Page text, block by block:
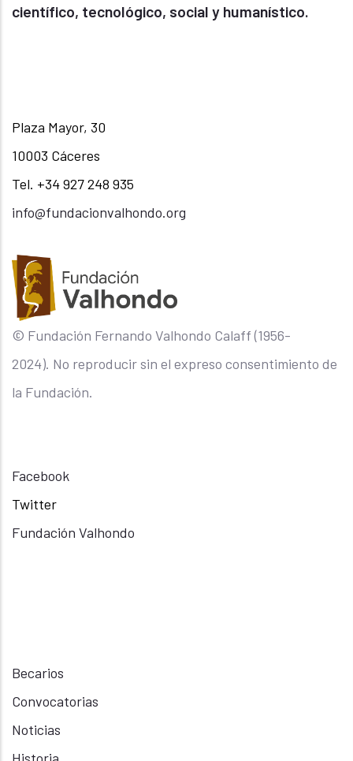
científico, tecnológico, social y humanístico.
Plaza Mayor, 30
10003 Cáceres
Tel. +34 927 248 935
info@fundacionvalhondo.org
© Fundación Fernando Valhondo Calaff (1956-
2024). No reproducir sin el expreso consentimiento de
la Fundación.
Facebook
Twitter
Fundación Valhondo
Becarios
Convocatorias
Noticias